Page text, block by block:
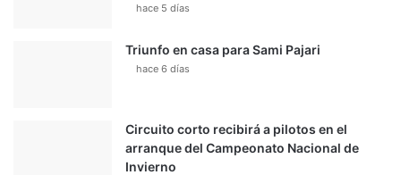
hace 5 días
Triunfo en casa para Sami Pajari
hace 6 días
Circuito corto recibirá a pilotos en el
arranque del Campeonato Nacional de
Invierno